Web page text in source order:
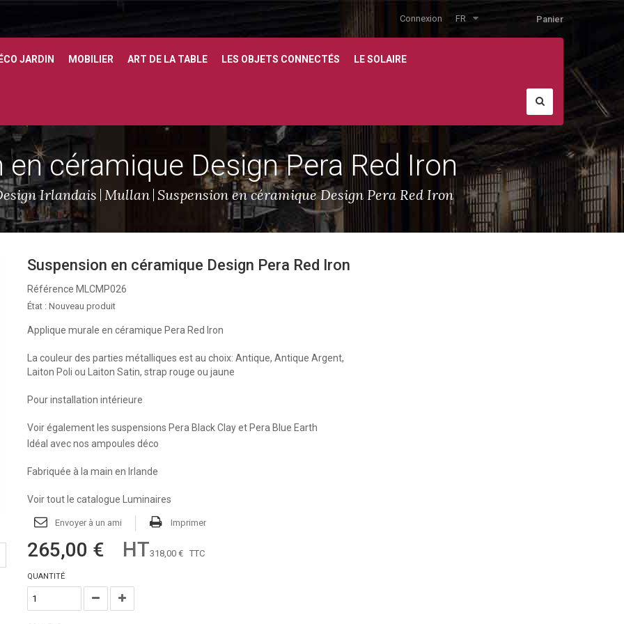
Panier
FR
Connexion
JARDIN MOBILIER ART DE LA TABLE LES OBJETS CONNECTÉS LE SOLAIRE
céramique Design Pera Red Iron
Irlandais Mullan Suspension en céramique Design Pera Red Iron
Suspension en céramique Design Pera Red Iron
Référence MLCMP026
État : Nouveau produit
Applique murale en céramique Pera Red Iron
La couleur des parties métalliques est au choix: Antique, Antique Argent,
Laiton Poli ou Laiton Satin, strap rouge ou jaune
Pour installation intérieure
Voir également les suspensions Pera Black Clayet Pera Blue Earth
Idéal avec nos ampoules déco
Fabriquée à la main en Irlande
Voir tout le catalogue Luminaires
Envoyer à un ami Imprimer
265,00 € HT318,00 €TTC
QUANTITÉ